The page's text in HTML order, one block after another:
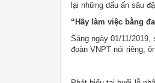
lại những dấu ấn sâu
“Hãy làm việc bằng
Sáng ngày 01/11/
đoàn VNPT nói riêng,